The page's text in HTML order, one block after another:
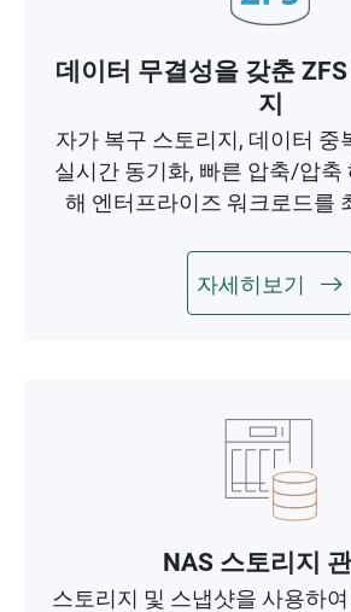
데이터 무결성을 갖춘
지
자가 복구 스토리지, 데이터 중
실시간 동기화, 빠른 압축/압축
해 엔터프라이즈 워크로드를
자세히보기
NAS 스토리지
스토리지 및 스냅샷을 사용하